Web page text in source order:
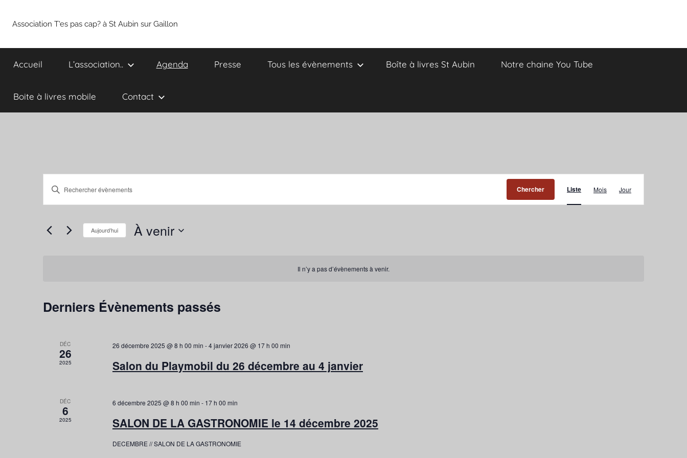
Association T'es pas cap? à St Aubin sur Gaillon
Accueil L’association.. Agenda Presse Tous les évènements Boîte à livres St Aubin Notre chaine You Tube
Boite à livres mobile Contact
Il n’y a pas d’évènements à venir.
Recherche
et
navigation
de
Saisir
mot-
Rechercher
Chercher
de
Liste Mois Jour
Aujourd’hui À venir
Derniers Évènements passés
DÉC
26
2025
26 décembre 2025 @ 8 h 00 min -4 janvier 2026 @ 17 h 00 min
Salon du Playmobil du 26 décembre au 4 janvier
DÉC
6
2025
6 décembre 2025 @ 8 h 00 min - 17 h 00 min
SALON DE LA GASTRONOMIE le 14 décembre 2025
DECEMBRE // SALON DE LA GASTRONOMIE